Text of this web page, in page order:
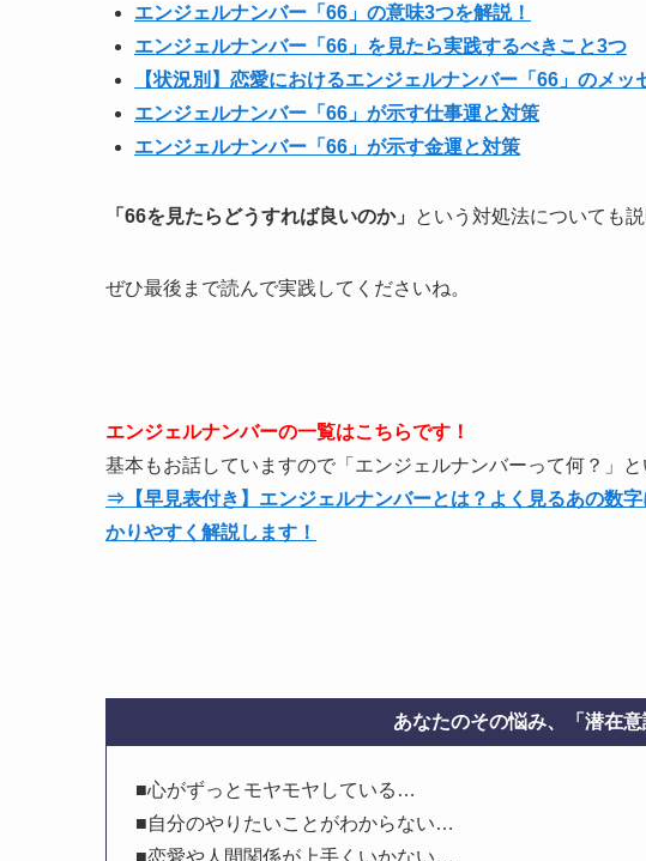
エンジェルナンバー「66」の意味3つを解説！
エンジェルナンバー「66」を見たら実践するべきこと3つ
【状況別】恋愛におけるエンジェルナンバー「66」のメッ
エンジェルナンバー「66」が示す仕事運と対策
エンジェルナンバー「66」が示す金運と対策
「66を見たらどうすれば良いのか」 という対処法についても
ぜひ最後まで読んで実践してくださいね。
エンジェルナンバーの一覧はこちらです！
基本もお話していますので「エンジェルナンバーって何？」と
⇒【早見表付き】エンジェルナンバーとは？よく見るあの数
かりやすく解説します！
あなたのその悩み、「潜在
■心がずっとモヤモヤしている…
■自分のやりたいことがわからない…
■恋愛や人間関係が上手くいかない…